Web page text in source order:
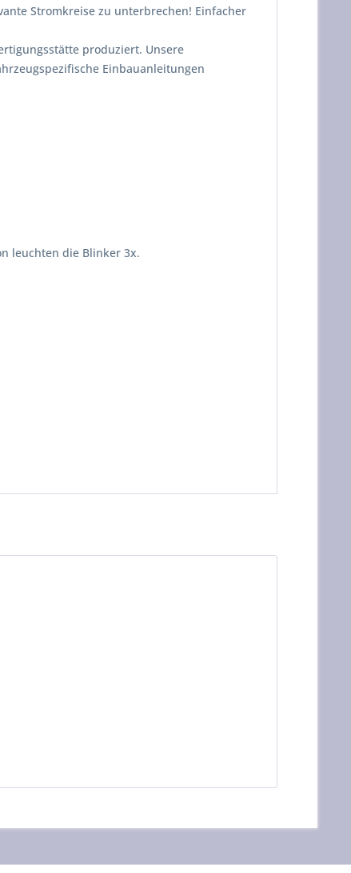
Stromkreise zu unterbrechen! Einfacher
produziert. Unsere
Einbauanleitungen
leuchten die Blinker 3x.